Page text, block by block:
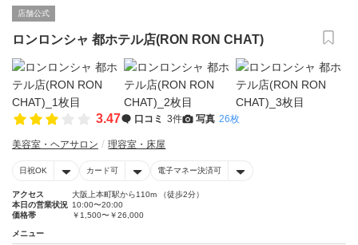
店舗公式
ロンロンシャ 都ホテル店(RON RON CHAT)
3.47 口コミ 3件 写真 26枚
美容室・ヘアサロン 理容室・床屋
日祝OK カード可 電子マネー決済可
アクセス
大阪上本町駅から110m （徒歩2分）
本日の営業状況 10:00〜20:00
価格帯
￥1,500〜￥26,000
メニュー